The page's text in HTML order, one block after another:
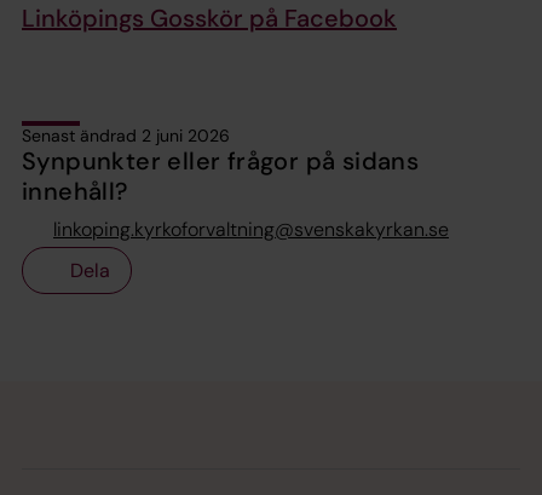
Linköpings Gosskör på Facebook
Senast ändrad 2 juni 2026
Synpunkter eller frågor på sidans
innehåll?
linkoping.kyrkoforvaltning@svenskakyrkan.se
Dela